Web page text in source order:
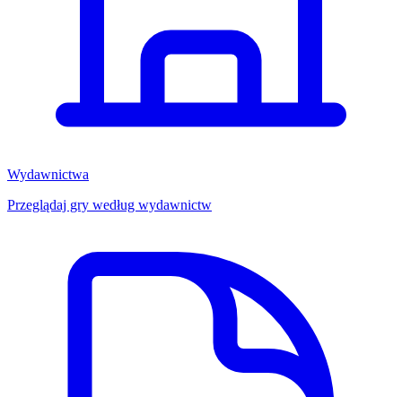
Wydawnictwa
Przeglądaj gry według wydawnictw